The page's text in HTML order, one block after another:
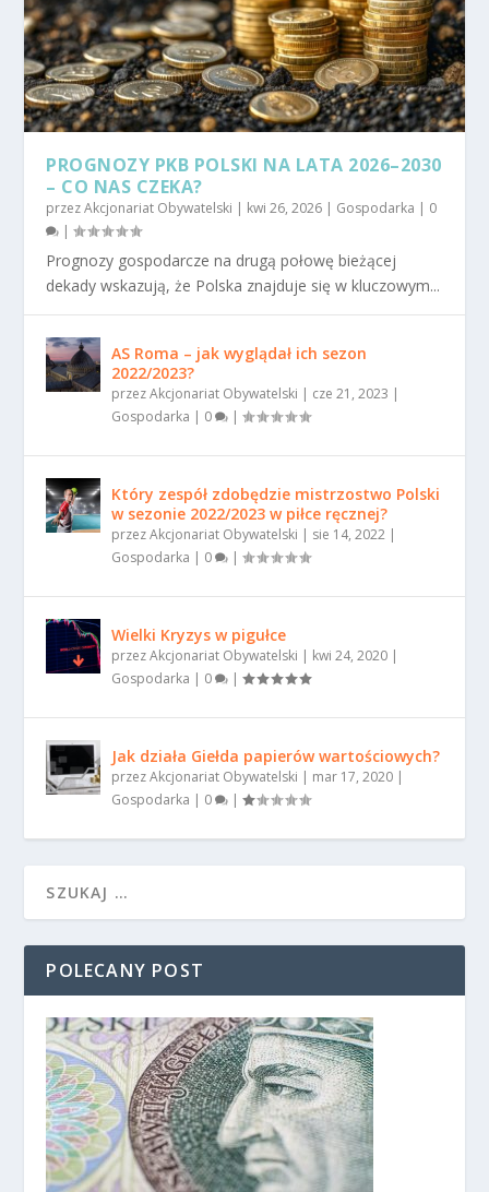
PROGNOZY PKB POLSKI NA LATA 2026–2030
– CO NAS CZEKA?
przezAkcjonariat Obywatelski | kwi 26, 2026 | Gospodarka | 0
|
Prognozy gospodarcze na drugą połowę bieżącej
dekady wskazują, że Polska znajduje się w kluczowym...
AS Roma – jak wyglądał ich sezon
2022/2023?
przezAkcjonariat Obywatelski | cze 21, 2023 |
Gospodarka | 0 |
Który zespół zdobędzie mistrzostwo Polski
w sezonie 2022/2023 w piłce ręcznej?
przezAkcjonariat Obywatelski | sie 14, 2022 |
Gospodarka | 0 |
Wielki Kryzys w pigułce
przezAkcjonariat Obywatelski | kwi 24, 2020 |
Gospodarka | 0 |
Jak działa Giełda papierów wartościowych?
przezAkcjonariat Obywatelski | mar 17, 2020 |
Gospodarka | 0 |
POLECANY POST